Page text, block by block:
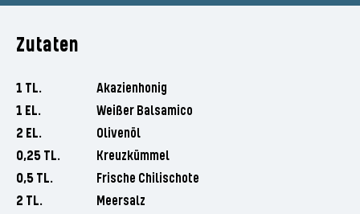
Zutaten
1 TL.
Akazienhonig
1 EL.
Weißer Balsamico
2 EL.
Olivenöl
0,25 TL.
Kreuzkümmel
0,5 TL.
Frische Chilischote
2 TL.
Meersalz